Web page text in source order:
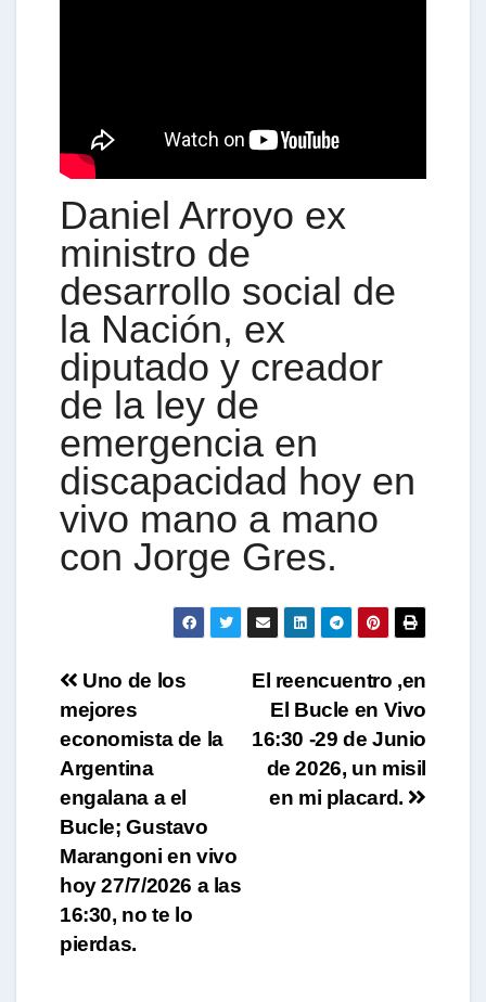
p
Daniel Arroyo ex
ministro de
desarrollo social de
la Nación, ex
diputado y creador
de la ley de
emergencia en
discapacidad hoy en
vivo mano a mano
con Jorge Gres.
Navegación
de
entradas
El reencuentro ,en
El Bucle en Vivo
16:30 -29 de Junio
de 2026, un misil
en mi placard.
Uno de los
mejores
economista de la
Argentina
engalana a el
Bucle; Gustavo
Marangoni en vivo
hoy 27/7/2026 a las
16:30, no te lo
pierdas.